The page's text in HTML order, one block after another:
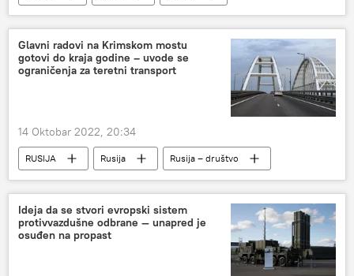
FK Partizan
Glavni radovi na Krimskom mostu
gotovi do kraja godine – uvode se
ograničenja za teretni transport
14 Oktobar 2022, 20:34
RUSIJA Rusija
Rusija – društvo
Krimski most
Ideja da se stvori evropski sistem
protivvazdušne odbrane — unapred je
osuđen na propast